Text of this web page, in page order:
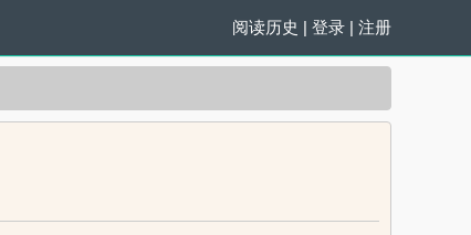
阅读历史 | 登录 | 注册